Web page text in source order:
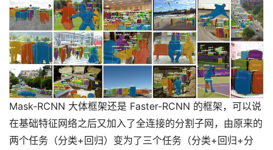
Mask-RCNN 大体框架还是 Faster-RCNN 的框架，可以说
在基础特征网络之后又加入了全连接的分割子网，由原来的
两个任务（分类+回归）变为了三个任务（分类+回归+分